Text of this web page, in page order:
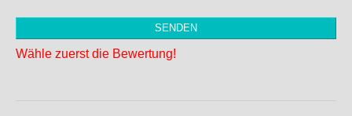
Wähle zuerst die Bewertung!